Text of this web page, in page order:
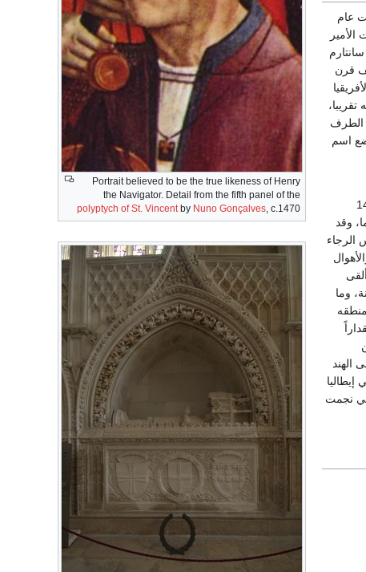
Portrait believed to be the true likeness of Henry
the Navigator. Detail from the fifth panel of the
polyptych of St. Vincent by Nuno Gonçalves , c.1470
عام
مات الأمير
بعد نصف قرن
الطرف
اسم
إلى إسبانيا فكلف عام 1497
وقد
الرجاء
وما
الهند
نجمت